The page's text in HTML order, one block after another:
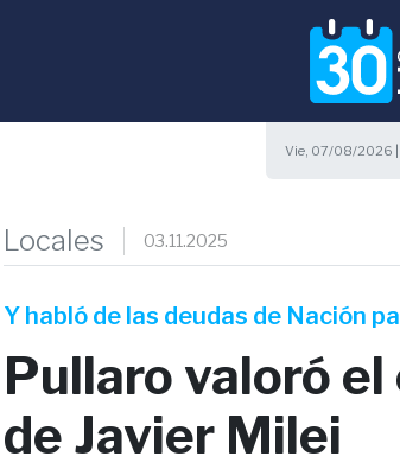
Vie, 07/08/2026 |
Locales 03.11.2025
Y habló de las deudas de Nación
Pullaro valoró
de Javier Milei